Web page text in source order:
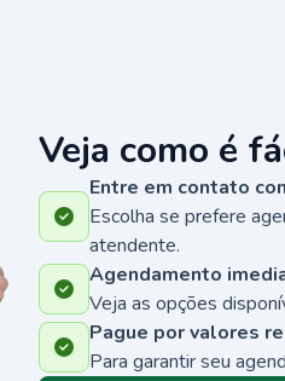
Veja como é
Entre em contato
Escolha se prefere
atendente.
Agendamento
Veja as opções
Pague por valores
Para garantir seu